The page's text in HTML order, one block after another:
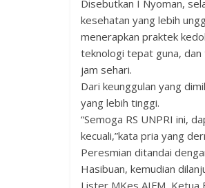
Disebutkan I Nyoman,
kesehatan yang lebih
menerapkan praktek
teknologi tepat guna,
jam sehari.
Dari keunggulan yang
yang lebih tinggi.
“Semoga RS UNPRI ini,
kecuali,”kata pria yang
Peresmian ditandai
Hasibuan, kemudian